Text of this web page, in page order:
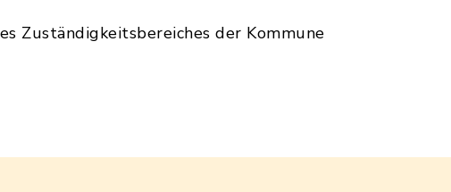
Zuständigkeitsbereiches der Kommune